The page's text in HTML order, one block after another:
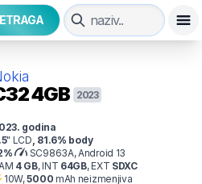
4GB 2023
. godina
" LCD 81.6% body
%
SC9863A, Android 13
4GB,INT 64GB,EXT SDXC
10W,5000 mAh neizmenjiva